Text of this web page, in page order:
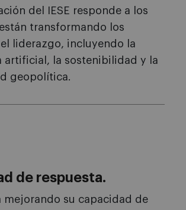
del IESE responde a los
transformando los
liderazgo, incluyendo la
artificial, la sostenibilidad y la
geopolítica.
de respuesta.
mejorando su capacidad de